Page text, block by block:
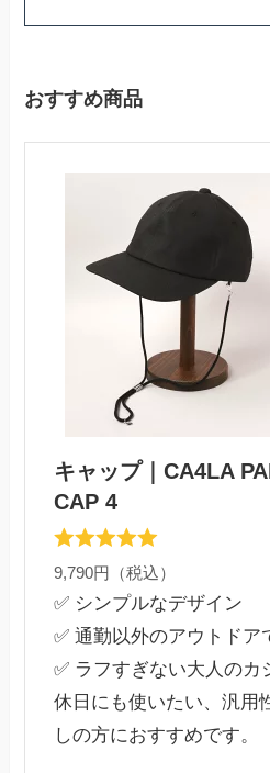
おすすめ商品
キャップ｜CA4LA
CAP 4
9,790円（税込）
✅ シンプルなデザイン
✅ 通勤以外のアウトドア
✅ ラフすぎない大人のカ
休日にも使いたい、汎用
しの方におすすめです。